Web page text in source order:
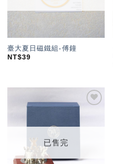
臺大夏日磁鐵組-傅鐘
NT$39
已售完